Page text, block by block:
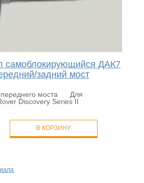
ДАК7
задний мост
переднего моста Для
Discovery Series II
В КОРЗИНУ